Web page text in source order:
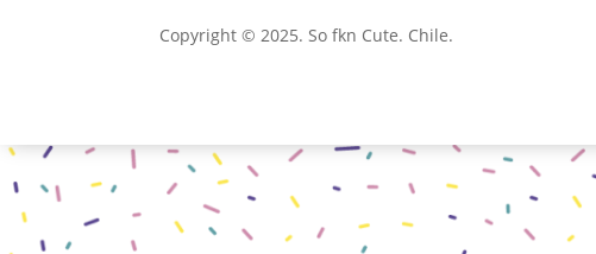
Copyright © 2025. So fkn Cute. Chile.